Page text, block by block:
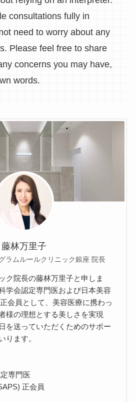
consultations fully in
need to worry about any
Please feel free to share
concerns you may have,
words.
藤林万里子
ラムルールクリニック銀座 院長
ク院長の藤林万里子と申しま
学会認定専門医および日本美容
会員として、美容医療に携わっ
様の理想とする美しさを実現
を送っていただくためのサポー
ります。
専門医
正会員